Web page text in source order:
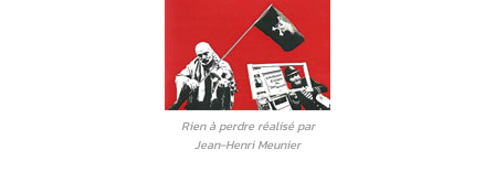
Rien à perdre réalisé par
Jean-Henri Meunier